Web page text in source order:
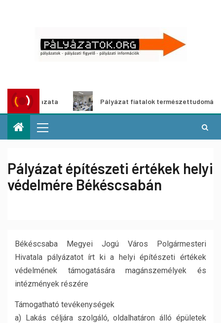
Pályázat fiatalok természettudományos
Pályázat építészeti értékek helyi
védelmére Békéscsabán
Békéscsaba Megyei Jogú Város Polgármesteri
Hivatala pályázatot írt ki a helyi építészeti értékek
védelmének támogatására magánszemélyek és
intézmények részére
Támogatható tevékenységek
a) Lakás céljára szolgáló, oldalhatáron álló épületek